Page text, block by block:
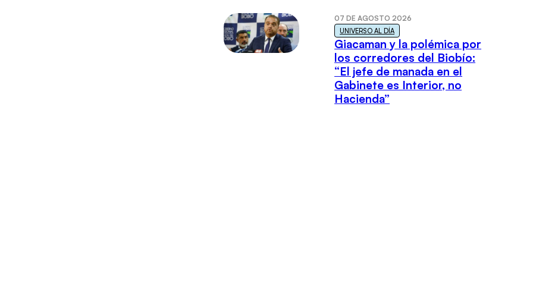
07 DE AGOSTO 2026
UNIVERSO AL DÍA
Giacaman y la polémica por
los corredores del Biobío:
“El jefe de manada en el
Gabinete es Interior, no
Hacienda”